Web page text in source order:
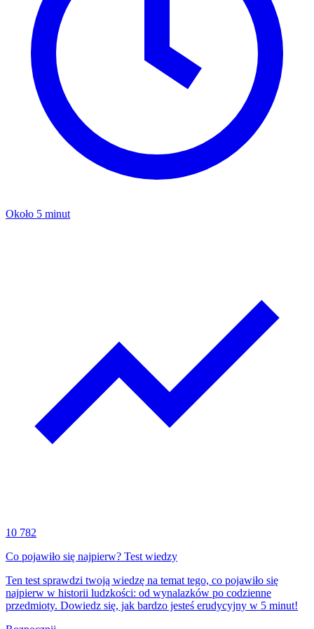
Około 5 minut
10 782
Co pojawiło się najpierw? Test wiedzy
Ten test sprawdzi twoją wiedzę na temat tego, co pojawiło się
najpierw w historii ludzkości: od wynalazków po codzienne
przedmioty. Dowiedz się, jak bardzo jesteś erudycyjny w 5 minut!